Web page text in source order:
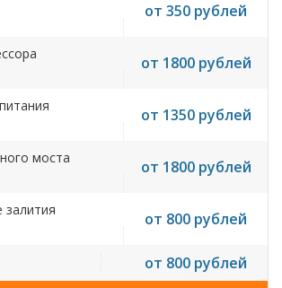
от 350 рублей
от 1800 рублей
от 1350 рублей
моста от 1800 рублей
залития от 800 рублей
от 800 рублей